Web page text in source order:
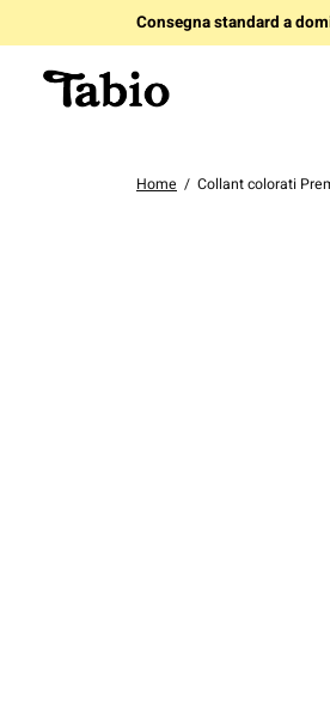
Consegna standard a
Home / Collant colorati